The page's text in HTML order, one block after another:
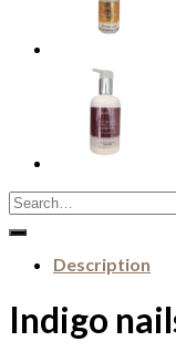
Search
for:
Description
Indigo